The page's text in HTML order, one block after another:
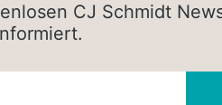
CJ Schmidt